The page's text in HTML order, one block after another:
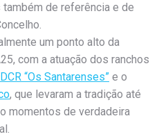
também de referência e de
um ponto alto da
com a atuação dos ranchos
“Os Santarenses” e o
, que levaram a tradição até
momentos de verdadeira